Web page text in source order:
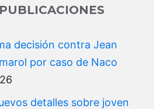
decisión contra Jean
por caso de Naco
detalles sobre joven